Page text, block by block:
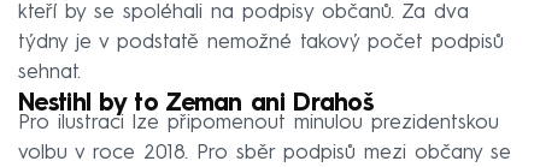
kteří by se spoléhali na podpisy občanů. Za dva
týdny je v podstatě nemožné takový počet podpisů
sehnat.
Nestihl by to Zeman ani Drahoš
Pro ilustraci lze připomenout minulou prezidentskou
volbu v roce 2018. Pro sběr podpisů mezi občany se